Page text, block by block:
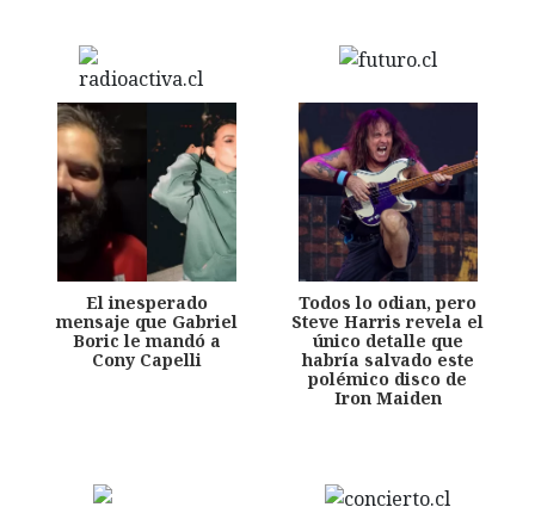
El inesperado
mensaje que Gabriel
Boric le mandó a
Cony Capelli
Todos lo odian, pero
Steve Harris revela el
único detalle que
habría salvado este
polémico disco de
Iron Maiden